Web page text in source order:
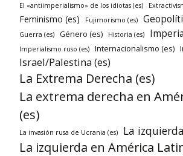
El «antiimperialismo» de los idiotas (es)
Feminismo (es) Fujimorismo (es)
Guerra (es) Género (es) Historia (es)
Imperialismo ruso (es) Internacionalismo (es)
Israel/Palestina (es)
La Extrema Derecha (es)
La extrema derecha en
(es)
La invasión rusa de Ucrania (es) La
La izquierda en América